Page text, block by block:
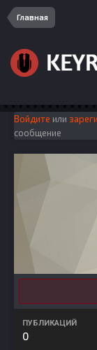
Главная
Войдите или
сообщение
ПУБЛИКАЦИЙ
0